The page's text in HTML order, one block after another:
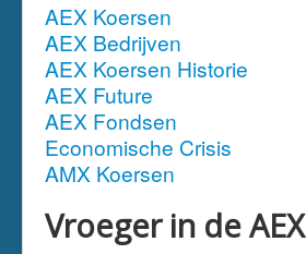
AEX Koersen
AEX Bedrijven
AEX Koersen Historie
AEX Future
AEX Fondsen
Economische Crisis
AMX Koersen
Vroeger in de AEX